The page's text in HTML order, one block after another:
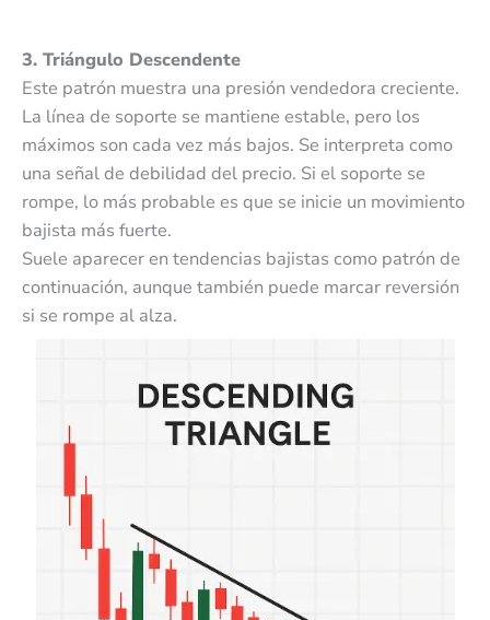
3. Triángulo Descendente
Este patrón muestra una presión vendedora creciente.
La línea de soporte se mantiene estable, pero los
máximos son cada vez más bajos. Se interpreta como
una señal de debilidad del precio. Si el soporte se
rompe, lo más probable es que se inicie un movimiento
bajista más fuerte.
Suele aparecer en tendencias bajistas como patrón de
continuación, aunque también puede marcar reversión
si se rompe al alza.